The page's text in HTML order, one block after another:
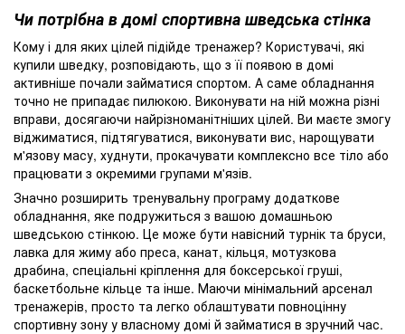
Чи потрібна в домі спортивна шведська стінка
Кому і для яких цілей підійде тренажер? Користувачі, які
купили шведку, розповідають, що з її появою в домі
активніше почали займатися спортом. А саме обладнання
точно не припадає пилюкою. Виконувати на ній можна різні
вправи, досягаючи найрізноманітніших цілей. Ви маєте змогу
віджиматися, підтягуватися, виконувати вис, нарощувати
м'язову масу, худнути, прокачувати комплексно все тіло або
працювати з окремими групами м'язів.
Значно розширить тренувальну програму додаткове
обладнання, яке подружиться з вашою домашньою
шведською стінкою. Це може бути навісний турнік та бруси,
лавка для жиму або преса, канат, кільця, мотузкова
драбина, спеціальні кріплення для боксерської груші,
баскетбольне кільце та інше. Маючи мінімальний арсенал
тренажерів, просто та легко облаштувати повноцінну
спортивну зону у власному домі й займатися в зручний час.